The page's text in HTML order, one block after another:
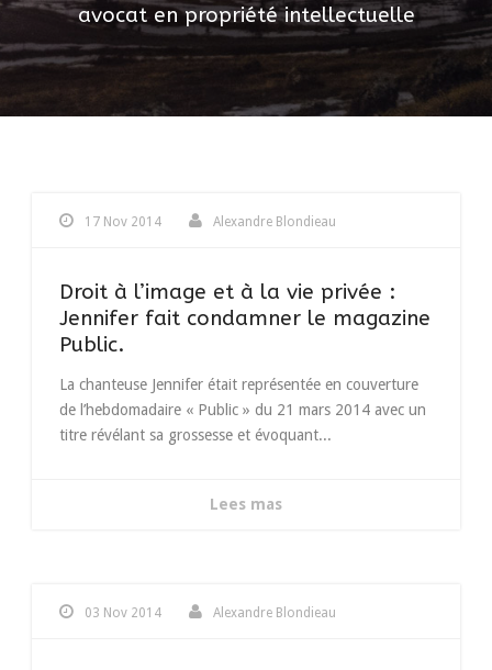
avocat en propriété intellectuelle
17 Nov 2014 Alexandre Blondieau
Droit à l’image et à la vie privée :
Jennifer fait condamner le magazine
Public.
La chanteuse Jennifer était représentée en couverture
de l’hebdomadaire « Public » du 21 mars 2014 avec un
titre révélant sa grossesse et évoquant...
Lees mas
03 Nov 2014 Alexandre Blondieau